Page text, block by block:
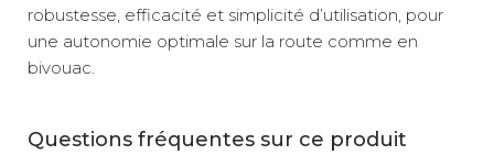
robustesse, efficacité et simplicité d’utilisation, pour
une autonomie optimale sur la route comme en
bivouac.
Questions fréquentes sur ce produit